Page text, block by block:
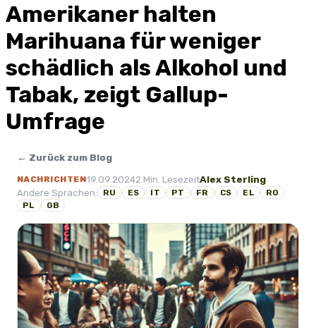
Amerikaner halten
Marihuana für weniger
schädlich als Alkohol und
Tabak, zeigt Gallup-
Umfrage
← Zurück zum Blog
NACHRICHTEN19.09.20242 Min. LesezeitAlex Sterling
Andere Sprachen:
RU ES IT PT FR CS EL
RO
PL
GB